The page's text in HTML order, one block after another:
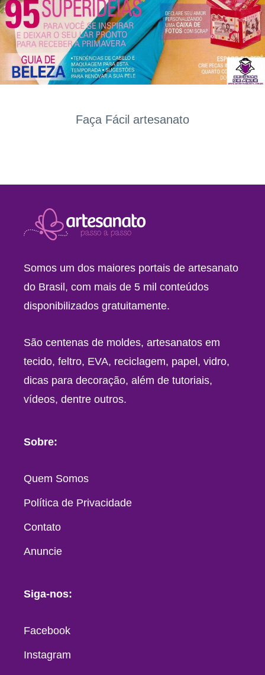
Faça Fácil artesanato
Somos um dos maiores portais de artesanato
do Brasil, com mais de 5 mil conteúdos
disponibilizados gratuitamente.
São centenas de moldes, artesanatos em
tecido, feltro, EVA, reciclagem, papel, vidro,
dicas para decoração, além de tutoriais,
vídeos, dentre outros.
Sobre:
Quem Somos
Política de Privacidade
Contato
Anuncie
Siga-nos:
Facebook
Instagram